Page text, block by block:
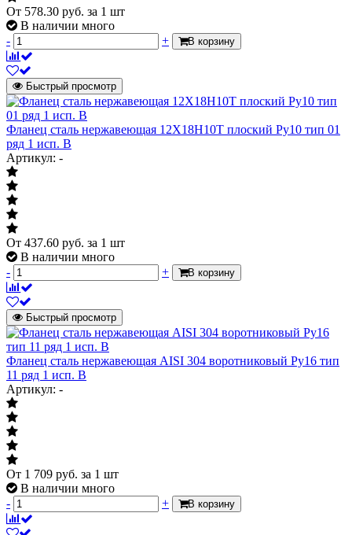
От 578.30 руб. за 1 шт
В наличии много
-
+ В корзину
Быстрый просмотр
Фланец сталь нержавеющая 12Х18Н10Т плоский Ру10 тип 01
ряд 1 исп. B
Артикул: -
От 437.60 руб. за 1 шт
В наличии много
-
+ В корзину
Быстрый просмотр
Фланец сталь нержавеющая AISI 304 воротниковый Ру16 тип
11 ряд 1 исп. B
Артикул: -
От 1 709 руб. за 1 шт
В наличии много
-
+ В корзину